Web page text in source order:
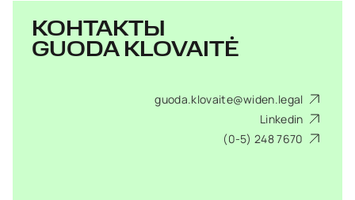
КОНТАКТЫ
GUODA KLOVAITĖ
guoda.klovaite@widen.legal
Linkedin
(0-5) 248 7670